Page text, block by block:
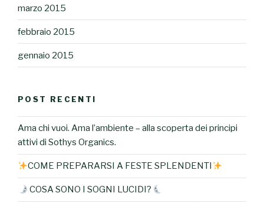
marzo 2015
febbraio 2015
gennaio 2015
POST RECENTI
Ama chi vuoi. Ama l’ambiente – alla scoperta dei principi
attivi di Sothys Organics.
COME PREPARARSI A FESTE SPLENDENTI
COSA SONO I SOGNI LUCIDI?